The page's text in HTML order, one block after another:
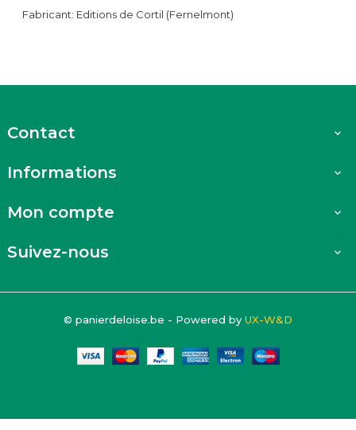
Fabricant: Editions de Cortil (Fernelmont)
Contact 
Informations 
Mon compte 
Suivez-nous 
© panierdeloise.be - Powered by UX-W&D